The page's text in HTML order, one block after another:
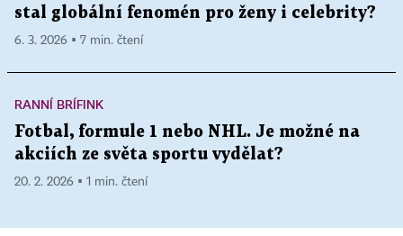
stal globální fenomén pro ženy i celebrity?
6. 3. 2026 ▪ 7 min. čtení
RANNÍ BRÍFINK
Fotbal, formule 1 nebo NHL. Je možné na
akciích ze světa sportu vydělat?
20. 2. 2026 ▪ 1 min. čtení